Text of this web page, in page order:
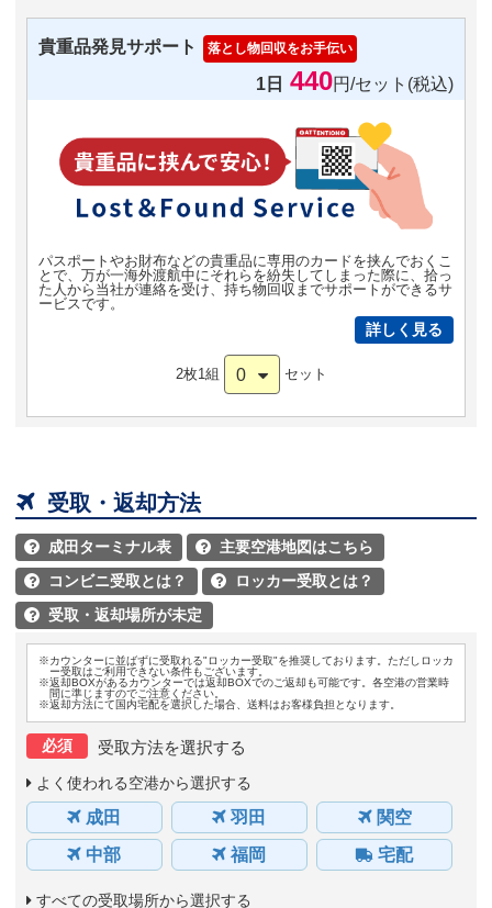
貴重品発見サポート 落とし物回収をお手伝い
1日 440円/セット(税込)
パスポートやお財布などの貴重品に専用のカードを挟んでおくこ
とで、万が一海外渡航中にそれらを紛失してしまった際に、拾っ
た人から当社が連絡を受け、持ち物回収までサポートができるサ
ービスです。
詳しく見る
2枚1組 0 セット
 受取・返却方法
 成田ターミナル表  主要空港地図はこちら
 コンビニ受取とは？  ロッカー受取とは？
 受取・返却場所が未定
※カウンターに並ばずに受取れる"ロッカー受取"を推奨しております。ただしロッカ
ー受取はご利用できない条件もございます。
※返却BOXがあるカウンターでは返却BOXでのご返却も可能です。各空港の営業時
間に準じますのでご注意ください。
※返却方法にて国内宅配を選択した場合、送料はお客様負担となります。
必須 受取方法を選択する
よく使われる空港から選択する
成田 羽田
関空
中部
福岡 宅配
すべての受取場所から選択する